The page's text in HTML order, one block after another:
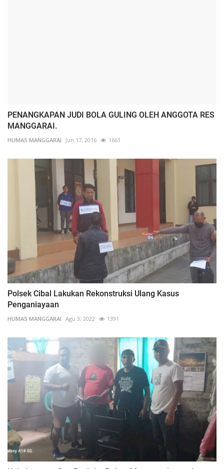
PENANGKAPAN JUDI BOLA GULING OLEH ANGGOTA RES
MANGGARAI.
HUMAS MANGGARAI Jun 17, 2016 1661
Polsek Cibal Lakukan Rekonstruksi Ulang Kasus
Penganiayaan
HUMAS MANGGARAI Agu 3, 2022 1391